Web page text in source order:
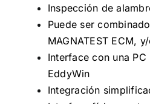
Inspección de
Puede ser
MAGNATEST ECM,
Interface con una
EddyWin
Integración